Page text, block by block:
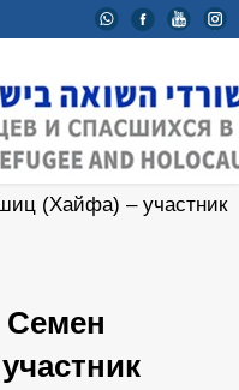
(Хайфа) – участник